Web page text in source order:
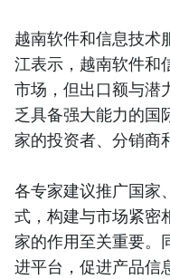
越南软件和信息技术
江表示，越南软件和
市场，但出口额与潜
乏具备强大能力的国
家的投资者、分销商
各专家建议推广国家
式，构建与市场紧密
家的作用至关重要。
进平台，促进产品信